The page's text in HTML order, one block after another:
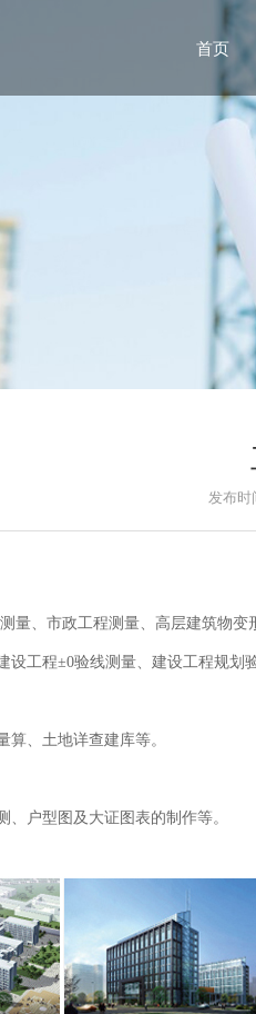
首页
发布时
量、市政工程测量、高层建筑物
工程±0验线测量、建设工程规划
、土地详查建库等。
户型图及大证图表的制作等。